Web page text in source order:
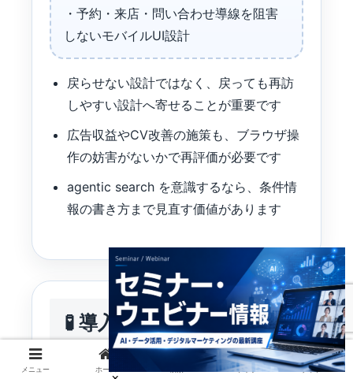
・予約・来店・問い合わせ導線を阻害
しないモバイルUI設計
戻らせない設計ではなく、戻っても再訪
しやすい設計へ寄せることが重要です
広告収益やCV改善の施策も、ブラウザ操
作の妨害がないかで再評価が必要です
agentic search を意識するなら、条件情
報の書き方まで見直す価値があります
🧪 導入方法
設計 → 準備 → 運用 → 改善 → ガバナンス
メニュー ホーム トップ サイドバー